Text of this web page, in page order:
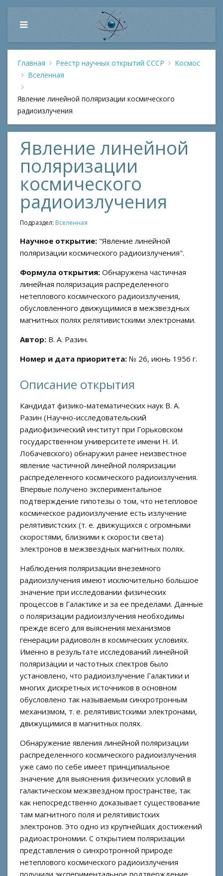
Главная Реестр научных открытий СССР
Космос
Вселенная
Явление линейной поляризации космического
радиоизлучения
Явление линейной
поляризации
космического
радиоизлучения
Подраздел: Вселенная
Научное открытие: "Явление линейной
поляризации космического радиоизлучения".
Формула открытия: Обнаружена частичная
линейная поляризация распределенного
нетеплового космического радиоизлучения,
обусловленного движущимися в межзвездных
магнитных полях релятивистскими электронами.
Автор: В. А. Разин.
Номер и дата приоритета: № 26, июнь 1956 г.
Описание открытия
Кандидат физико-математических наук В. А.
Разин (Научно-исследовательский
радиофизический институт при Горьковском
государственном университете имени Н. И.
Лобачевского) обнаружил ранее неизвестное
явление частичной линейной поляризации
распределенного космического радиоизлучения.
Впервые получено экспериментальное
подтверждение гипотезы о том, что нетепловое
космическое радиоизлучение есть излучение
релятивистских (т. е. движущихся с огромными
скоростями, близкими к скорости света)
электронов в межзвездных магнитных полях.
Наблюдения поляризации внеземного
радиоизлучения имеют исключительно большое
значение при исследовании физических
процессов в Галактике и за ее пределами. Данные
о поляризации радиоизлучения необходимы
прежде всего для выяснения механизмов
генерации радиоволн в космических условиях.
Именно в результате исследований линейной
поляризации и частотных спектров было
установлено, что радиоизлучение Галактики и
многих дискретных источников в основном
обусловлено так называемым синхротронным
механизмом, т. е. релятивистскими электронами,
движущимися в магнитных полях.
Обнаружение явления линейной поляризации
распределенного космического радиоизлучения
уже само по себе имеет принципиальное
значение для выяснения физических условий в
галактическом межзвездном пространстве, так
как непосредственно доказывает существование
там магнитного поля и релятивистских
электронов. Это одно из крупнейших достижений
радиоастрономии. С открытием поляризации
представления о синхротронной природе
нетеплового космического радиоизлучения
получили экспериментальное подтверждение.